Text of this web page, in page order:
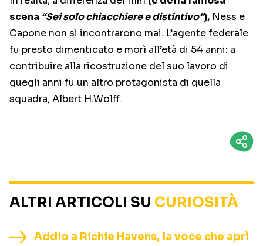
scena “Sei solo chiacchiere e distintivo”), Ness e
Capone non si incontrarono mai. L’agente federale
fu presto dimenticato e morì all’età di 54 anni: a
contribuire alla ricostruzione del suo lavoro di
quegli anni fu un altro protagonista di quella
squadra, Albert H.Wolff.
ALTRI ARTICOLI SU CURIOSITÀ
Addio a Richie Havens, la voce che aprì